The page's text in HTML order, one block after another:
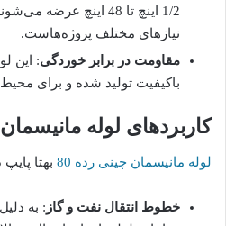
1/2 اینچ تا 48 اینچ
نیازهای مختلف پروژه‌هاست.
مقاومت در برابر خوردگی: این
باکیفیت تولید شده و برای
کاربردهای لوله مانیسمان
لوله‌ مانیسمان چینی رده 80 بهتا
خطوط انتقال نفت و گاز : به